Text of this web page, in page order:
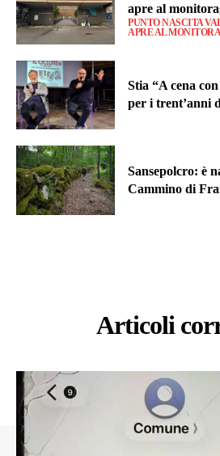
apre al
PUNTO NASCITA
APRE AL
Stia “A cena
per i trent’anni
Sansepolcro: è
Cammino di
Articoli